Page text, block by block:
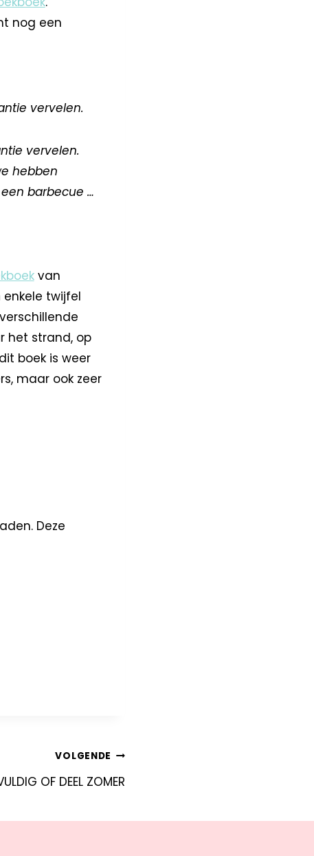
nog een
vervelen.
vervelen.
hebben
barbecue …
van
twijfel
het strand, op
boek is weer
maar ook zeer
Deze
VOLGENDE
OF DEEL ZOMER